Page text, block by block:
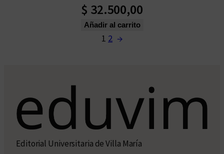
$ 32.500,00
Añadir al carrito
1 2 →
Editorial Universitaria de Villa María